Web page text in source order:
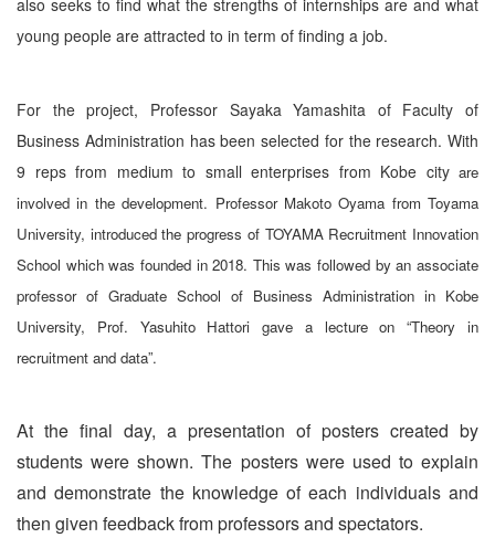
young people are attracted to in term of finding a job.
For the project, Professor Sayaka Yamashita of Faculty of
Business Administration has been selected for the research. With
9 reps from medium to small enterprises from Kobe city are
involved in the development. Professor Makoto Oyama from Toyama
University, introduced the progress of TOYAMA Recruitment Innovation
School which was founded in 2018. This was followed by an associate
professor of Graduate School of Business Administration in Kobe
University, Prof. Yasuhito Hattori gave a lecture on “Theory in
recruitment and data”.
At the final day, a presentation of posters created by
students were shown. The posters were used to explain
and demonstrate the knowledge of each individuals and
then given feedback from professors and spectators.